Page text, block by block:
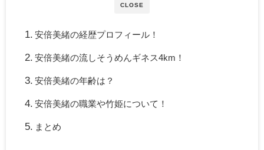
CLOSE
安倍美緒の経歴プロフィール！
安倍美緒の流しそうめんギネス4km！
安倍美緒の年齢は？
安倍美緒の職業や竹姫について！
まとめ